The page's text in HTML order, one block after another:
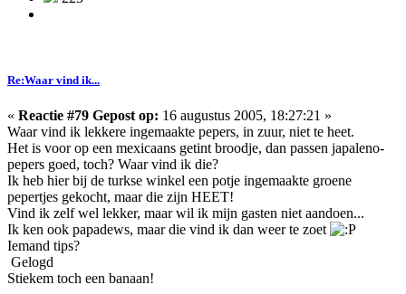
Re:Waar vind ik...
« Reactie #79 Gepost op: 16 augustus 2005, 18:27:21 »
Waar vind ik lekkere ingemaakte pepers, in zuur, niet te heet.
Het is voor op een mexicaans getint broodje, dan passen japaleno-
pepers goed, toch? Waar vind ik die?
Ik heb hier bij de turkse winkel een potje ingemaakte groene
pepertjes gekocht, maar die zijn HEET!
Vind ik zelf wel lekker, maar wil ik mijn gasten niet aandoen...
Ik ken ook papadews, maar die vind ik dan weer te zoet
Iemand tips?
Gelogd
Stiekem toch een banaan!